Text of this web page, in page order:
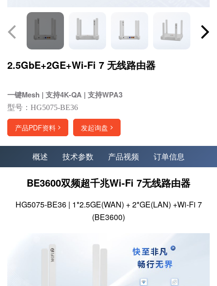
2.5GbE+2GE+Wi-Fi 7 无线路由器
一键Mesh | 支持4K-QA | 支持WPA3
型号：HG5075-BE36
产品PDF资料 发起询盘
概述 技术参数 产品视频 订单信息
BE3600双频超千兆Wi-Fi 7无线路由器
HG5075-BE36 | 1*2.5GE(WAN) + 2*GE(LAN) +Wi-Fi 7
(BE3600)